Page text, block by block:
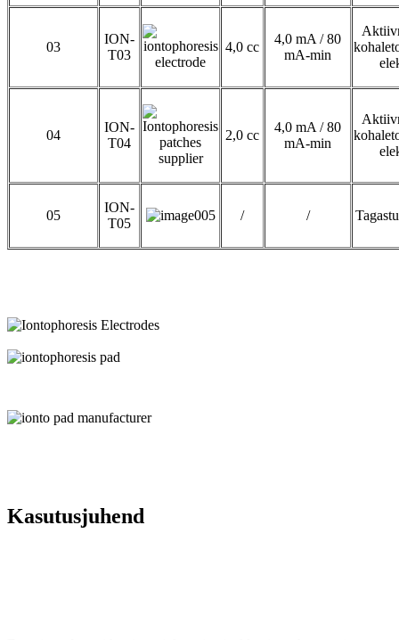
03
ION-
T03
4,0 cc
4,0 mA / 80
mA-min
04
ION-
T04
2,0 cc
4,0 mA / 80
mA-min
05
ION-
T05
/ /
Kasutusjuhend